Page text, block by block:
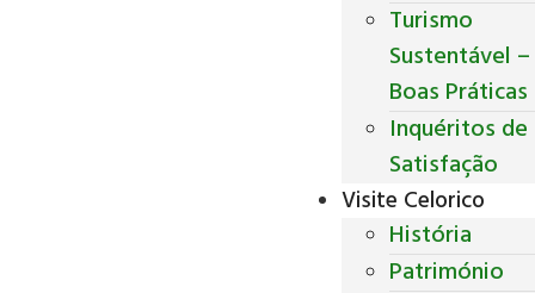
Turismo
Sustentável –
Boas Práticas
Inquéritos de
Satisfação
Visite Celorico
História
Património